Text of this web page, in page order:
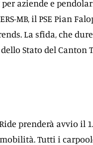
aziende e
MB, il PSE Pian
La sfida, che
Stato del Canton
prenderà avvio il
Tutti i